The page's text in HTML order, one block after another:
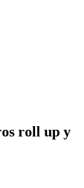
roll up y